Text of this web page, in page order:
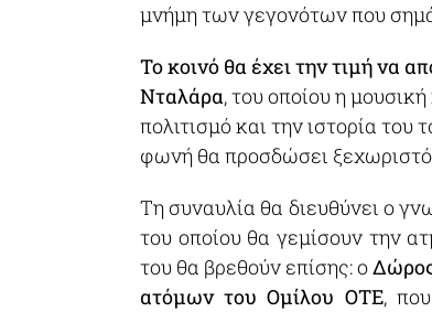
μνήμη των γεγονότων που
Το κοινό θα έχει την τιμή να
Νταλάρα, του οποίου η
πολιτισμό και την ιστορία του
φωνή θα προσδώσει
Τη συναυλία θα διευθύνει ο
του οποίου θα γεμίσουν την
του θα βρεθούν επίσης: ο
ατόμων του Ομίλου ΟΤΕ,